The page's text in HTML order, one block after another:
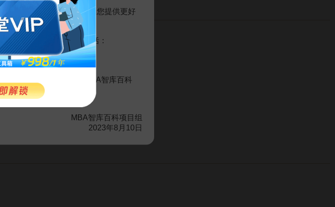
VIP会员收费制度，以便为您提供更好
点击开通），您的权益将包括：
道的支持。诚邀您加入MBA智库百科
长和进步！
MBA智库百科项目组
2023年8月10日